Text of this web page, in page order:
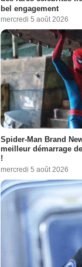
bel engagement
mercredi 5 août 2026
Spider-Man Brand
meilleur démarrage
!
mercredi 5 août 2026